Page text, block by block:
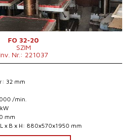
FO 32-20
SZIM
Inv. Nr.: 221037
32 mm
/min.
mm
x B x H: 880x570x1950 mm